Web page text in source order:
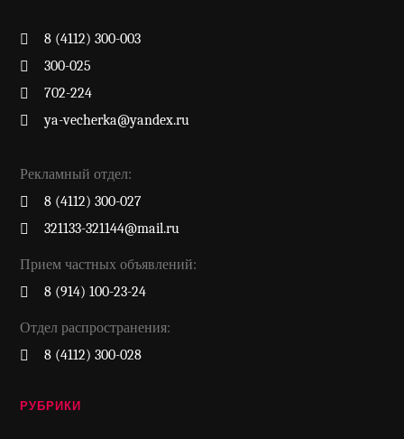
8 (4112) 300-003
300-025
702-224
ya-vecherka@yandex.ru
Рекламный отдел:
8 (4112) 300-027
321133-321144@mail.ru
Прием частных объявлений:
8 (914) 100-23-24
Отдел распространения:
8 (4112) 300-028
РУБРИКИ